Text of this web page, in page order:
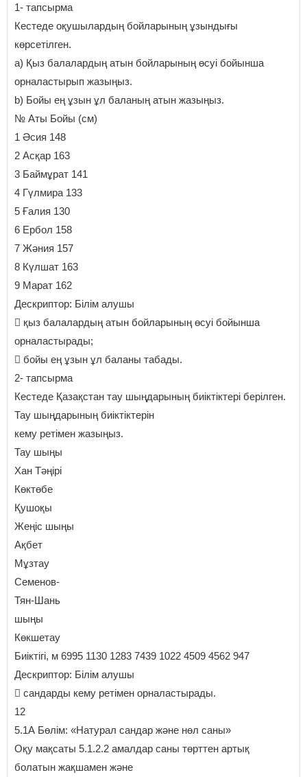
1- тапсырма
Кестеде оқушылардың бойларының ұзындығы
көрсетілген.
a) Қыз балалардың атын бойларының өсуі бойынша
орналастырып жазыңыз.
b) Бойы ең ұзын ұл баланың атын жазыңыз.
№ Аты Бойы (см)
1 Әсия 148
2 Асқар 163
3 Баймұрат 141
4 Гүлмира 133
5 Ғалия 130
6 Ербол 158
7 Жәния 157
8 Күлшат 163
9 Марат 162
Дескриптор: Білім алушы
 қыз балалардың атын бойларының өсуі бойынша
орналастырады;
 бойы ең ұзын ұл баланы табады.
2- тапсырма
Кестеде Қазақстан тау шыңдарының биіктіктері берілген.
Тау шыңдарының биіктіктерін
кему ретімен жазыңыз.
Тау шыңы
Хан Тәңірі
Көктөбе
Қушоқы
Жеңіс шыңы
Ақбет
Мұзтау
Семенов-
Тян-Шань
шыңы
Көкшетау
Биіктігі, м 6995 1130 1283 7439 1022 4509 4562 947
Дескриптор: Білім алушы
 сандарды кему ретімен орналастырады.
12
5.1А Бөлім: «Натурал сандар және нөл саны»
Оқу мақсаты 5.1.2.2 амалдар саны төрттен артық
болатын жақшамен және